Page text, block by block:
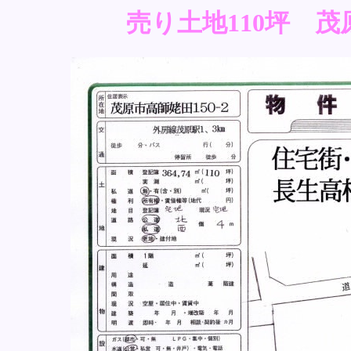
売り土地110坪 茂